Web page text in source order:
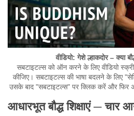
वीडियो: गेशे ल्हाकदोर – क्या
सबटाइटल्स को ऑन करने के लिए वीडियो
कीजिए। सबटाइटल्स की भाषा बदलने के लिए
उसके बाद "सबटाइटल्स" पर क्लिक करें और फिर
आधारभूत बौद्ध शिक्षाएं ─ चार